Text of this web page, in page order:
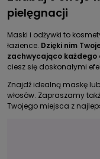
pielęgnacji
Maski i odżywki to
łazience. Dzięki nim
zachwycająco każdego
ciesz się doskonałymi
Znajdź idealną maskę
włosów. Zapraszamy
Twojego miejsca z